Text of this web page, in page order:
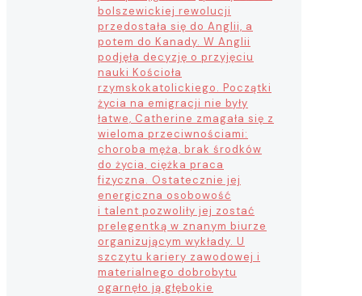
bolszewickiej rewolucji
przedostała się do Anglii, a
potem do Kanady. W Anglii
podjęła decyzję o przyjęciu
nauki Kościoła
rzymskokatolickiego. Początki
życia na emigracji nie były
łatwe, Catherine zmagała się z
wieloma przeciwnościami:
choroba męża, brak środków
do życia, ciężka praca
fizyczna. Ostatecznie jej
energiczna osobowość
i talent pozwoliły jej zostać
prelegentką w znanym biurze
organizującym wykłady. U
szczytu kariery zawodowej i
materialnego dobrobytu
ogarnęło ją głębokie